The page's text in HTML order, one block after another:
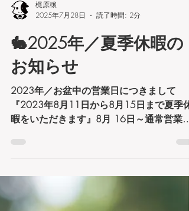
梶原穣
2025年7月28日
読了時間: 2分
🐇2025年／夏季休暇の
お知らせ
2023年／お盆中の営業日につきまして
『2023年8月11日から8月15日まで夏季休
暇をいただきます』8月 16日～通常営業と
なります。「年に数回の連休をいただきま